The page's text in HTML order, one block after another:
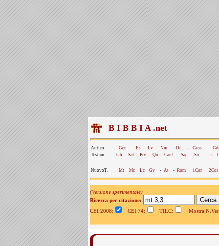
B I B B I A .net
Antico Gen Es Lv Nm Dt - Gios
Testam.
Gb Sal Prv Qo Cant Sap Sir - Is
NuovoT. Mt Mc Lc Gv - At - Rom 1Cor 2Cor
(Versione sperimentale)
Ricerca per citazione:
CEI 2008:
CEI 74: TILC: Mostra